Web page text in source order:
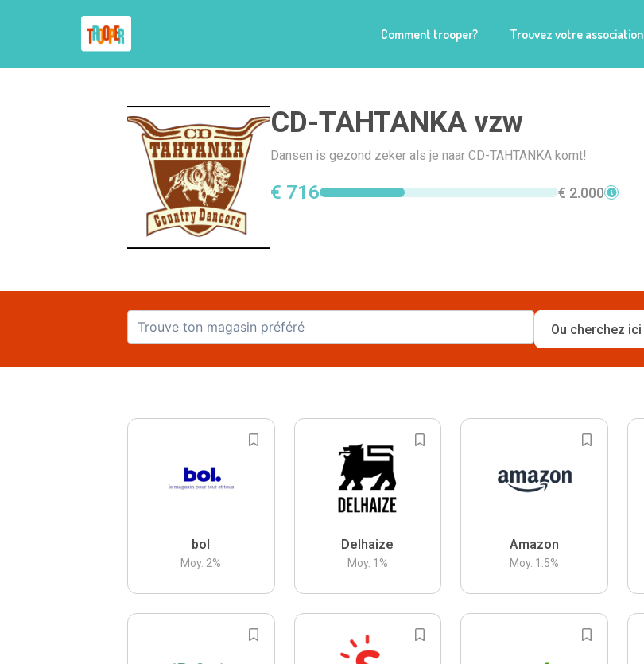
Comment trooper? Trouvez votre association
CD-TAHTANKA vzw
Dansen is gezond zeker als je naar CD-TAHTANKA komt!
€ 716 € 2.000
bol
Moy. 2%
Delhaize
Moy. 1 %
Amazon
Moy. 1.5%